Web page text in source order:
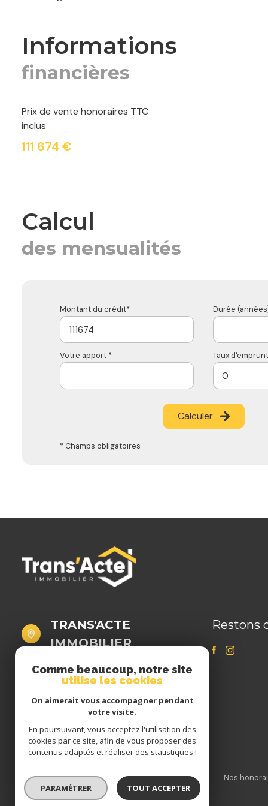
informations
financières
Prix de vente honoraires TTC
inclus
111 674 €
calcul
des mensualités
Montant du crédit* Durée
Votre apport * Taux
Calculer
* Champs obligatoires
TRANS'ACTE
IMMOBILIER
06 41 02 02 58
bsebert@transacte-immobilier.fr
16 rue des Capucins
Restons
Nos partenaires Mentions légales Admin Nos
© 2026 | Tous droits réservés
Comme beaucoup, notre site
utilise les cookies
On aimerait vous accompagner pendant
votre visite.
En poursuivant, vous acceptez l'utilisation des
cookies par ce site, afin de vous proposer des
contenus adaptés et réaliser des statistiques !
PARAMÉTRER TOUT ACCEPTER